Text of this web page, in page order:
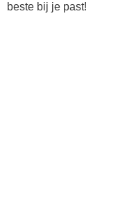
beste bij je past!